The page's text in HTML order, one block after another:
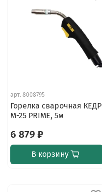
арт. 8008795
Горелка сварочная КЕДР
M-25 PRIME, 5м
6 879 ₽
В корзину